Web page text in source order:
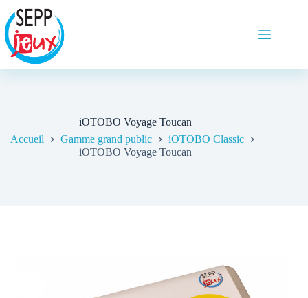
iOTOBO Voyage Toucan
Accueil
Gamme grand public
iOTOBO Classic
iOTOBO Voyage Toucan